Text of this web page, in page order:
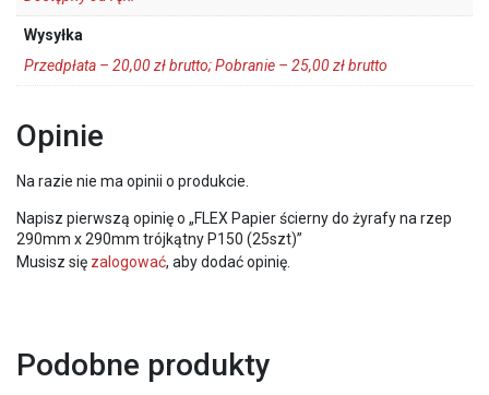
Wysyłka
Przedpłata – 20,00 zł brutto; Pobranie – 25,00 zł brutto
Opinie
Na razie nie ma opinii o produkcie.
Napisz pierwszą opinię o „FLEX Papier ścierny do żyrafy na rzep
290mm x 290mm trójkątny P150 (25szt)”
Musisz się zalogować, aby dodać opinię.
Podobne produkty